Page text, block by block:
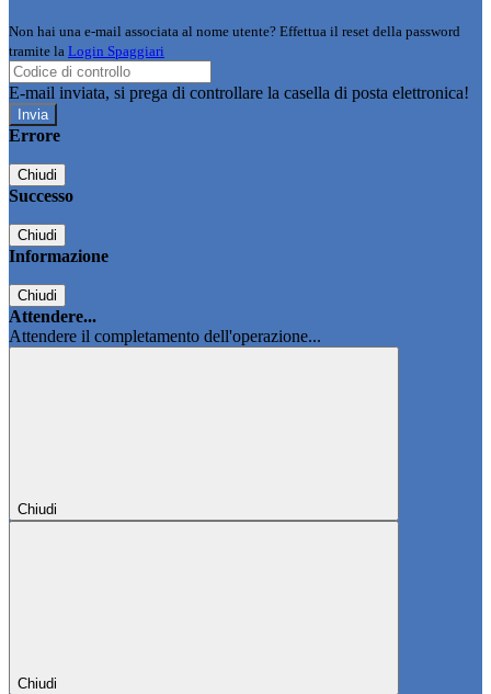
Non hai una e-mail associata al nome utente? Effettua il reset della password
tramite la Login Spaggiari
E-mail inviata, si prega di controllare la casella di posta elettronica!
Errore
Chiudi
Successo
Chiudi
Informazione
Chiudi
Attendere...
Attendere il completamento dell'operazione...
Chiudi
Chiudi